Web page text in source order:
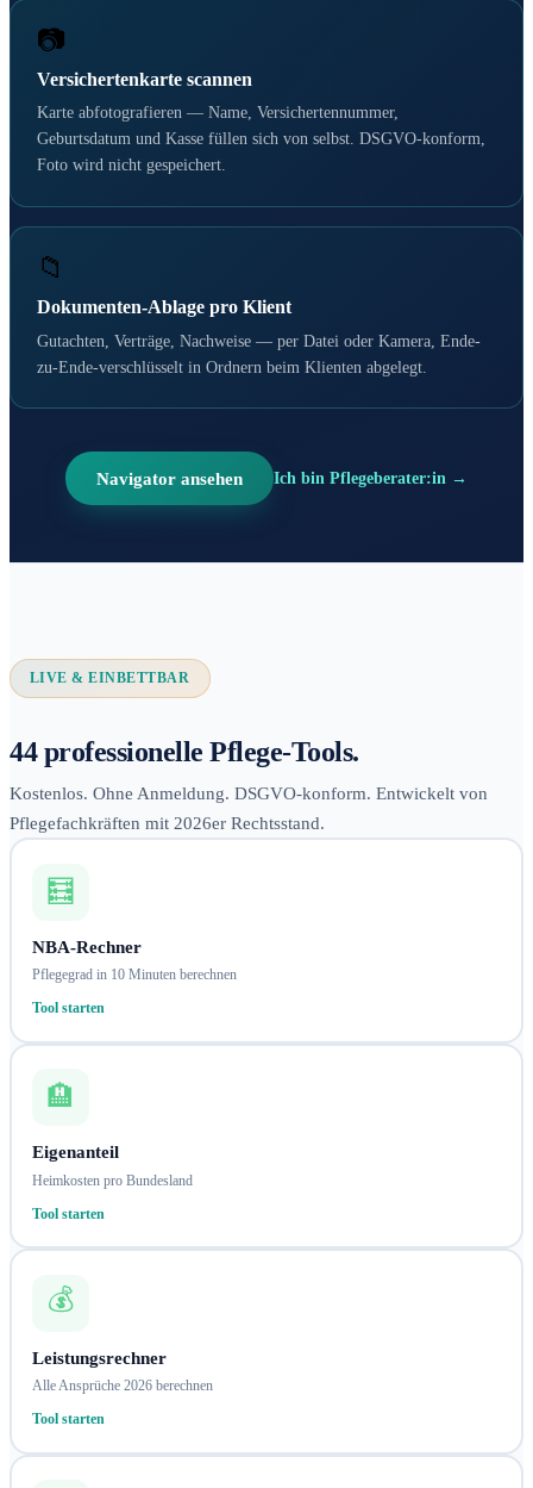
📷
Versichertenkarte scannen
Karte abfotografieren — Name, Versichertennummer,
Geburtsdatum und Kasse füllen sich von selbst. DSGVO-konform,
Foto wird nicht gespeichert.
📁
Dokumenten-Ablage pro Klient
Gutachten, Verträge, Nachweise — per Datei oder Kamera, Ende-
zu-Ende-verschlüsselt in Ordnern beim Klienten abgelegt.
Navigator ansehen Ich bin Pflegeberater:in →
LIVE & EINBETTBAR
44 professionelle Pflege-Tools.
Kostenlos. Ohne Anmeldung. DSGVO-konform. Entwickelt von
Pflegefachkräften mit 2026er Rechtsstand.
🧮
NBA-Rechner
Pflegegrad in 10 Minuten berechnen
Tool starten
🏨
Eigenanteil
Heimkosten pro Bundesland
Tool starten
💰
Leistungsrechner
Alle Ansprüche 2026 berechnen
Tool starten